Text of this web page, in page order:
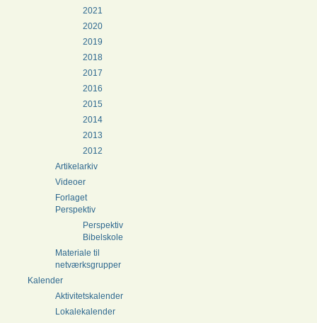
2021
2020
2019
2018
2017
2016
2015
2014
2013
2012
Artikelarkiv
Videoer
Forlaget
Perspektiv
Perspektiv
Bibelskole
Materiale til
netværksgrupper
Kalender
Aktivitetskalender
Lokalekalender